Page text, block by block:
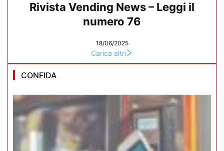
Rivista Vending News – Leggi il
numero 76
18/06/2025
Carica altri
CONFIDA